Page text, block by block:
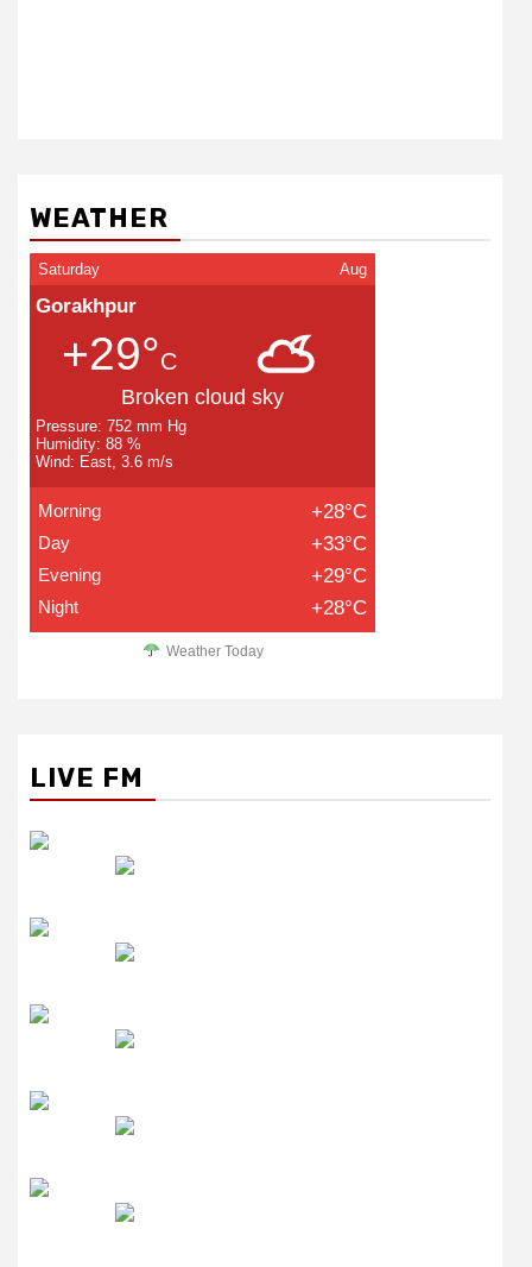
WEATHER
Saturday Aug
Gorakhpur
+29°C
Broken cloud sky
Pressure: 752 mm Hg
Humidity: 88 %
Wind: East, 3.6 m/s
Morning +28°C
Day +33°C
Evening +29°C
Night +28°C
Weather Today
LIVE FM